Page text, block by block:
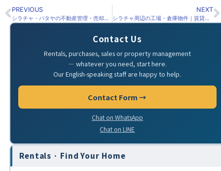
PREVIOUS
シラチャ・パタヤの不動産管理・売却相談｜物件オーナー様向けサポート
NEXT
シラチャ周辺の工場・倉庫物件｜賃貸・売買・工業団地物件のご相談
Contact Us
Rentals, purchases, sales or property management
— whatever you need, start here.
Our English-speaking staff are happy to help.
Contact Form →
Chat on WhatsApp
Chat on LINE
Rentals · Find Your Home